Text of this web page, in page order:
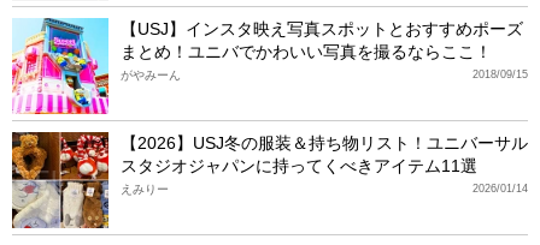
【USJ】インスタ映え写真スポットとおすすめポーズ
まとめ！ユニバでかわいい写真を撮るならここ！
2018/09/15
がやみーん
【2026】USJ冬の服装＆持ち物リスト！ユニバーサル
スタジオジャパンに持ってくべきアイテム11選
2026/01/14
えみりー